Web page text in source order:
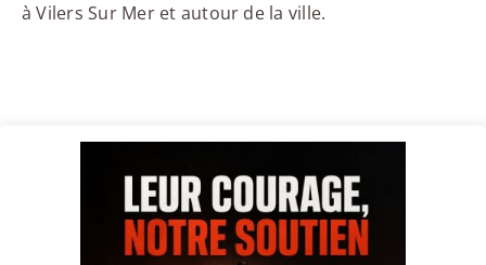
à Vilers Sur Mer et autour de la ville.